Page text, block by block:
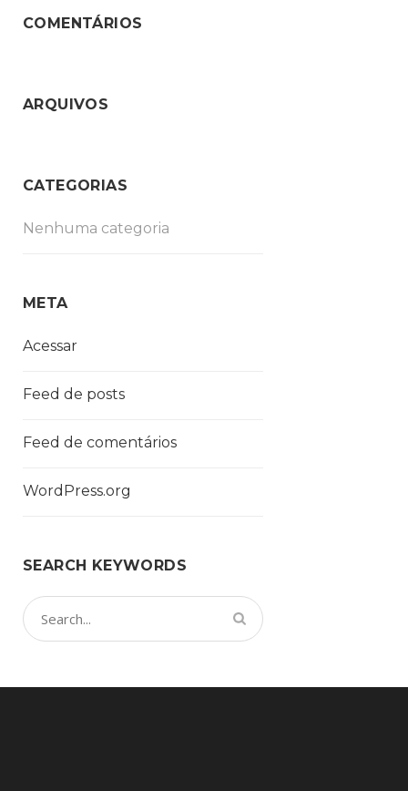
COMENTÁRIOS
ARQUIVOS
CATEGORIAS
Nenhuma categoria
META
Acessar
Feed de posts
Feed de comentários
WordPress.org
SEARCH KEYWORDS